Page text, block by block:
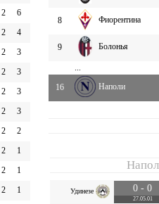
2
6
2
4
2
3
2
3
2
3
2
3
2
2
2
1
2
1
2 1
8 Фиорентина
9 Болонья
...
16
Наполи
Удинезе 0 - 0
27.05.01